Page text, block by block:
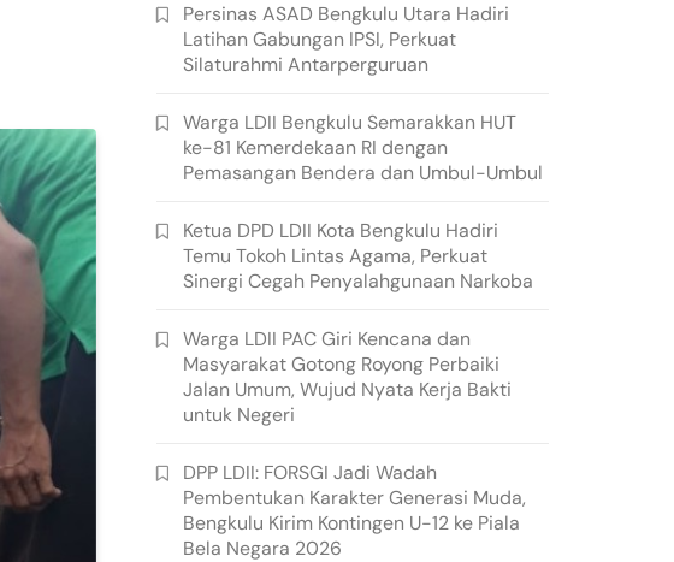
Persinas ASAD Bengkulu Utara Hadiri
Latihan Gabungan IPSI, Perkuat
Silaturahmi Antarperguruan
Warga LDII Bengkulu Semarakkan HUT
ke-81 Kemerdekaan RI dengan
Pemasangan Bendera dan Umbul-Umbul
Ketua DPD LDII Kota Bengkulu Hadiri
Temu Tokoh Lintas Agama, Perkuat
Sinergi Cegah Penyalahgunaan Narkoba
Warga LDII PAC Giri Kencana dan
Masyarakat Gotong Royong Perbaiki
Jalan Umum, Wujud Nyata Kerja Bakti
untuk Negeri
DPP LDII: FORSGI Jadi Wadah
Pembentukan Karakter Generasi Muda,
Bengkulu Kirim Kontingen U-12 ke Piala
Bela Negara 2026